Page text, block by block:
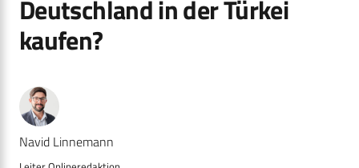
Deutschland in der Türkei
kaufen?
Navid Linnemann